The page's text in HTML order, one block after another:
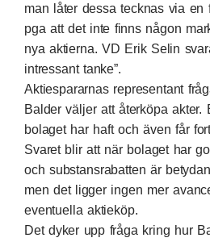
man låter dessa tecknas via en
pga att det inte finns någon
nya aktierna. VD Erik Selin
intressant tanke”.
Aktiespararnas representant
Balder väljer att återköpa akter.
bolaget har haft och även får
Svaret blir att när bolaget har
och substansrabatten är
men det ligger ingen mer
eventuella aktieköp.
Det dyker upp fråga kring hur